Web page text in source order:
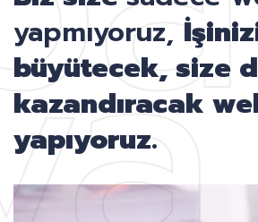
yapmıyoruz,
büyütecek, size
kazandıracak
yapıyoruz.